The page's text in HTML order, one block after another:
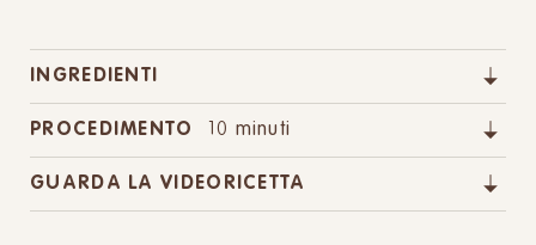
INGREDIENTI
PROCEDIMENTO 10 minuti
GUARDA LA VIDEORICETTA